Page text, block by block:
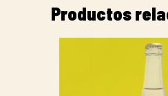
Productos